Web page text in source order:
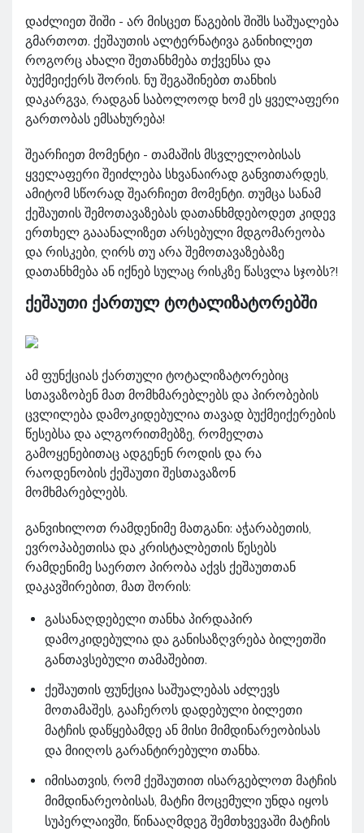
დაძლიეთ შიში - არ მისცეთ წაგების შიშს საშუალება
გმართოთ. ქეშაუთის ალტერნატივა განიხილეთ
როგორც ახალი შეთანხმება თქვენსა და
ბუქმეიქერს შორის. ნუ შეგაშინებთ თანხის
დაკარგვა, რადგან საბოლოოდ ხომ ეს ყველაფერი
გართობას ემსახურება!
შეარჩიეთ მომენტი - თამაშის მსვლელობისას
ყველაფერი შეიძლება სხვანაირად განვითარდეს,
ამიტომ სწორად შეარჩიეთ მომენტი. თუმცა სანამ
ქეშაუთის შემოთავაზებას დათანხმდებოდეთ კიდევ
ერთხელ გააანალიზეთ არსებული მდგომარეობა
და რისკები, ღირს თუ არა შემოთავაზებაზე
დათანხმება ან იქნებ სულაც რისკზე წასვლა სჯობს?!
ქეშაუთი ქართულ ტოტალიზატორებში
ამ ფუნქციას ქართული ტოტალიზატორებიც
სთავაზობენ მათ მომხმარებლებს და პირობების
ცვლილება დამოკიდებულია თავად ბუქმეიქერების
წესებსა და ალგორითმებზე, რომელთა
გამოყენებითაც ადგენენ როდის და რა
რაოდენობის ქეშაუთი შესთავაზონ
მომხმარებლებს.
განვიხილოთ რამდენიმე მათგანი: აჭარაბეთის,
ევროპაბეთისა და კრისტალბეთის წესებს
რამდენიმე საერთო პირობა აქვს ქეშაუთთან
დაკავშირებით, მათ შორის:
გასანაღდებელი თანხა პირდაპირ
დამოკიდებულია და განისაზღვრება ბილეთში
განთავსებული თამაშებით.
ქეშაუთის ფუნქცია საშუალებას აძლევს
მოთამაშეს, გააჩეროს დადებული ბილეთი
მატჩის დაწყებამდე ან მისი მიმდინარეობისას
და მიიღოს გარანტირებული თანხა.
იმისათვის, რომ ქეშაუთით ისარგებლოთ მატჩის
მიმდინარეობისას, მატჩი მოცემული უნდა იყოს
სუპერლაივში, წინააღმდეგ შემთხვევაში მატჩის